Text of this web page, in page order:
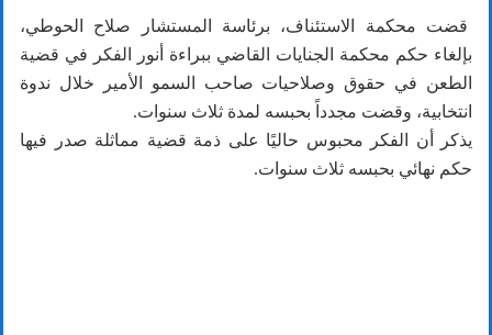
قضت محكمة الاستئناف، برئاسة المستشار صلاح الحوطي،
بإلغاء حكم محكمة الجنايات القاضي ببراءة أنور الفكر في قضية
الطعن في حقوق وصلاحيات صاحب السمو الأمير خلال ندوة
انتخابية، وقضت مجدداً بحبسه لمدة ثلاث سنوات.
يذكر أن الفكر محبوس حاليًا على ذمة قضية مماثلة صدر فيها
حكم نهائي بحبسه ثلاث سنوات.